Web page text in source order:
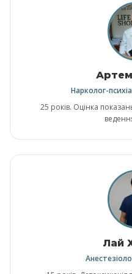
Нарколог-
25 років. Оцінка
Лай